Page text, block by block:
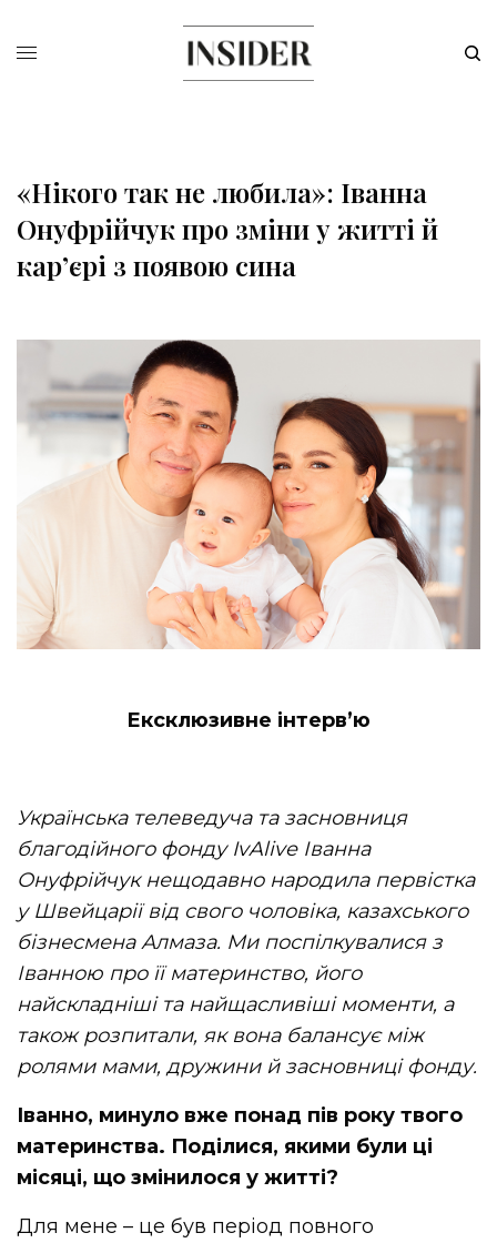
«Нікого так не любила»: Іванна
Онуфрійчук про зміни у житті й
кар’єрі з появою сина
Ексклюзивне інтерв’ю
Українська телеведуча та засновниця
благодійного фонду IvAlive Іванна
Онуфрійчук нещодавно народила первістка
у Швейцарії від свого чоловіка, казахського
бізнесмена Алмаза. Ми поспілкувалися з
Іванною про її материнство, його
найскладніші та найщасливіші моменти, а
також розпитали, як вона балансує між
ролями мами, дружини й засновниці фонду.
Іванно, минуло вже понад пів року твого
материнства. Поділися, якими були ці
місяці, що змінилося у житті?
Для мене – це був період повного